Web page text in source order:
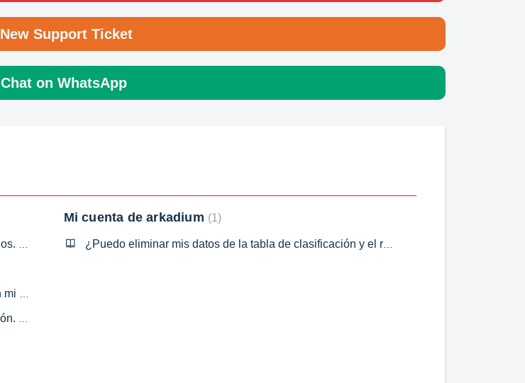
New Support Ticket
Chat on WhatsApp
Mi cuenta de arkadium 1
¿Puedo eliminar mis datos de la tabla de clasificación y el resto del sitio web?